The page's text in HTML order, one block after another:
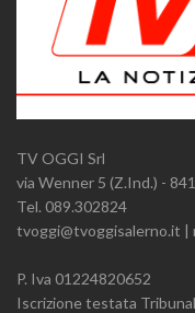
TV OGGI Srl
via Wenner 5 (Z.Ind.) -
Tel. 089.302824
tvoggi@tvoggisalerno.it |
P. Iva 01224820652
Iscrizione testata